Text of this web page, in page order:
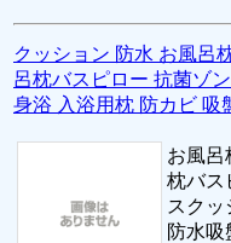
クッション 防水 お風呂
呂枕バスピロー 抗菌ゾ
身浴 入浴用枕 防カビ 吸
お風呂
枕バス
スク
防水吸